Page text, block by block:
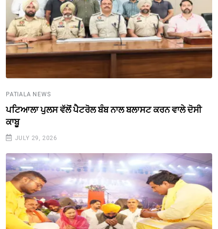
PATIALA NEWS
ਪਟਿਆਲਾ ਪੁਲਸ ਵੱਲੋਂ ਪੈਟਰੋਲ ਬੰਬ ਨਾਲ ਬਲਾਸਟ ਕਰਨ ਵਾਲੇ ਦੋਸੀ
ਕਾਬੂ
JULY 29, 2026